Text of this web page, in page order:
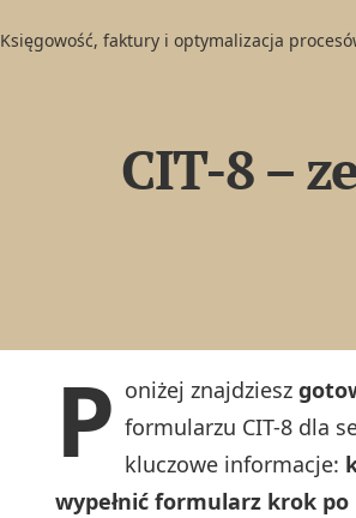
Księgowość, faktury i optymalizacja
CIT-8 –
P oniżej znajdziesz
formularzu CIT-8 dla
kluczowe informacje:
wypełnić formularz krok